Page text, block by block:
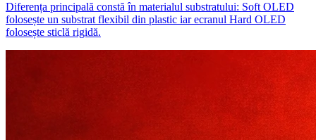
Diferența principală constă în materialul substratului: Soft OLED
folosește un substrat flexibil din plastic iar ecranul Hard OLED
folosește sticlă rigidă.